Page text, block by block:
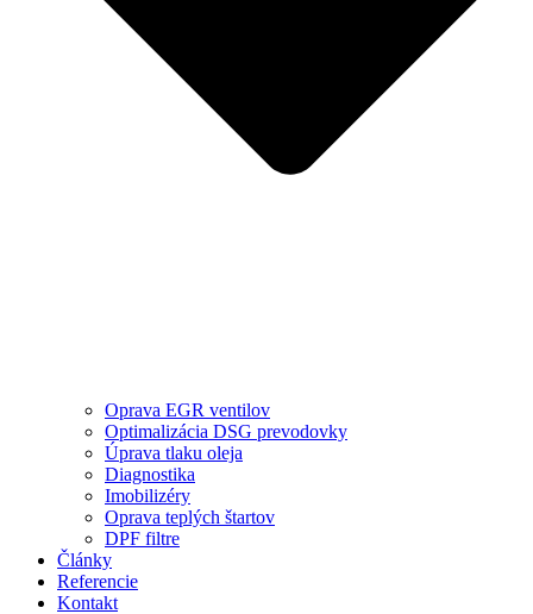
Oprava EGR ventilov
Optimalizácia DSG prevodovky
Úprava tlaku oleja
Diagnostika
Imobilizéry
Oprava teplých štartov
DPF filtre
Články
Referencie
Kontakt